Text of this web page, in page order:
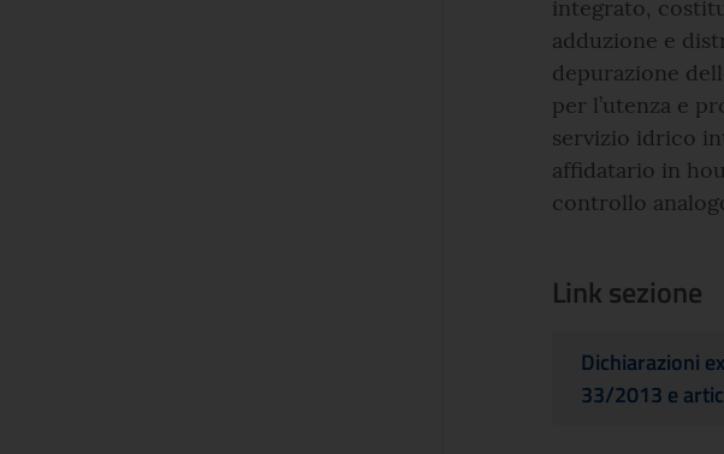
integrato,
adduzione e
depurazione
per l’utenza e
servizio idrico
affidatario in
controllo
Link sezione
Dichiarazioni
33/2013 e